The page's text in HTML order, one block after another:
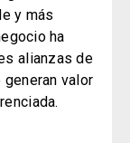
y más
ha
alianzas de
valor